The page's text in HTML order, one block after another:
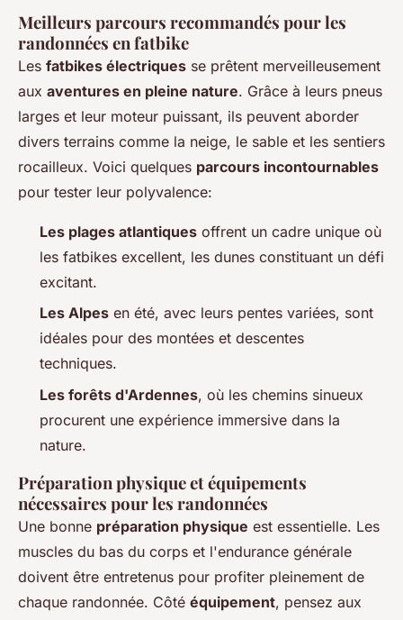
Meilleurs parcours recommandés pour les
randonnées en fatbike
Les fatbikes électriques se prêtent merveilleusement
aux aventures en pleine nature. Grâce à leurs pneus
larges et leur moteur puissant, ils peuvent aborder
divers terrains comme la neige, le sable et les sentiers
rocailleux. Voici quelques parcours incontournables
pour tester leur polyvalence:
Les plages atlantiques offrent un cadre unique où
les fatbikes excellent, les dunes constituant un défi
excitant.
Les Alpes en été, avec leurs pentes variées, sont
idéales pour des montées et descentes
techniques.
Les forêts d'Ardennes, où les chemins sinueux
procurent une expérience immersive dans la
nature.
Préparation physique et équipements
nécessaires pour les randonnées
Une bonne préparation physique est essentielle. Les
muscles du bas du corps et l'endurance générale
doivent être entretenus pour profiter pleinement de
chaque randonnée. Côté équipement, pensez aux